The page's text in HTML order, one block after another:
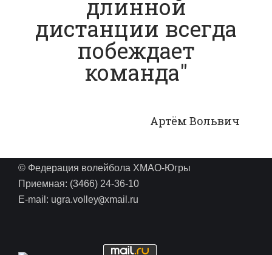
длинной
дистанции всегда
побеждает
команда"
Артём Вольвич
© Федерация волейбола ХМАО-Югры
Приемная: (3466) 24-36-10
E-mail: ugra.volley@xmail.ru